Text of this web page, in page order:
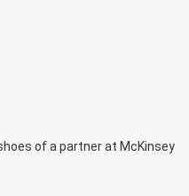
of a partner at McKinsey